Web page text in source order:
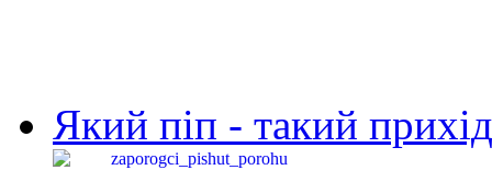
Який піп - такий